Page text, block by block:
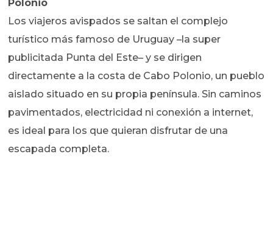
Polonio
Los viajeros avispados se saltan el complejo
turístico más famoso de Uruguay –la super
publicitada Punta del Este– y se dirigen
directamente a la costa de Cabo Polonio, un pueblo
aislado situado en su propia península. Sin caminos
pavimentados, electricidad ni conexión a internet,
es ideal para los que quieran disfrutar de una
escapada completa.